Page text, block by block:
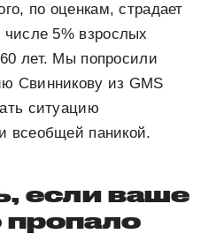
по оценкам, страдает
5% взрослых
лет. Мы попросили
Свинникову из GMS
ситуацию
всеобщей паникой.
если ваше
пропало